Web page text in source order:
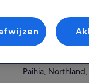
Verzamelpunt/
Paihia Wharf,
New Zealand |
Paihia Wharf at
Paihia,